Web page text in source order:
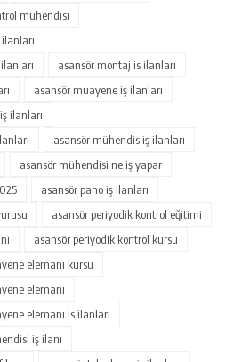
mühendisi
asansör montaj is ilanları
asansör muayene iş ilanları
ilanları
asansör mühendis iş ilanları
asansör mühendisi ne iş yapar
asansör pano iş ilanları
asansör periyodik kontrol eğitimi
asansör periyodik kontrol kursu
elemani kursu
elemanı
elemanı is ilanları
iş ilanı